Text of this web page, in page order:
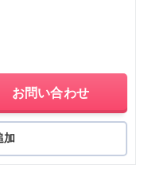
お問い合わせ
加